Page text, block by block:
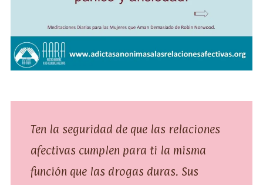
Ten la seguridad de que las relaciones
afectivas cumplen para ti la misma
función que las drogas duras. Sus